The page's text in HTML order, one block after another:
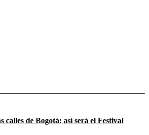
calles de Bogotá: así será el Festival